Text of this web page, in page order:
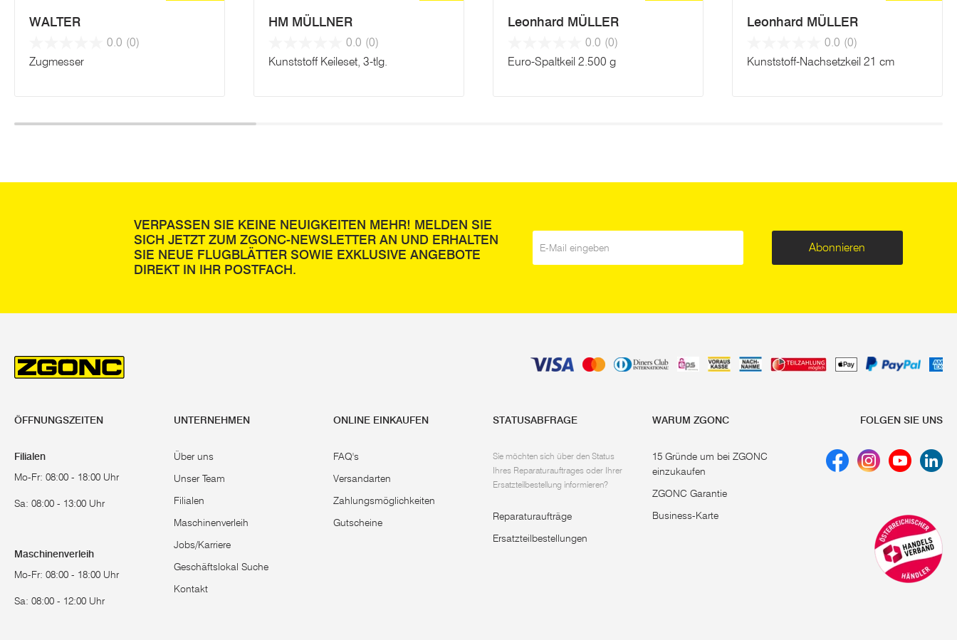
WALTER
0.0 (0)
Zugmesser
HM MÜLLNER
0.0 (0)
Kunststoff Keileset, 3-tlg.
Leonhard MÜLLER
0.0 (0)
Euro-Spaltkeil 2.500 g
Leonhard MÜLLER
0.0 (0)
Kunststoff-Nachsetzkeil 21 cm
VERPASSEN SIE KEINE NEUIGKEITEN MEHR! MELDEN SIE
SICH JETZT ZUM ZGONC-NEWSLETTER AN UND ERHALTEN
SIE NEUE FLUGBLÄTTER SOWIE EXKLUSIVE ANGEBOTE
DIREKT IN IHR POSTFACH.
Abonnieren
ÖFFNUNGSZEITEN
Filialen
Mo-Fr: 08:00 - 18:00 Uhr
Sa: 08:00 - 13:00 Uhr
Maschinenverleih
Mo-Fr: 08:00 - 18:00 Uhr
Sa: 08:00 - 12:00 Uhr
UNTERNEHMEN
Über uns
Unser Team
Filialen
Maschinenverleih
Jobs/Karriere
Geschäftslokal Suche
Kontakt
ONLINE EINKAUFEN
FAQ's
Versandarten
Zahlungsmöglichkeiten
Gutscheine
STATUSABFRAGE
Sie möchten sich über den Status
Ihres Reparaturauftrages oder Ihrer
Ersatzteilbestellung informieren?
Reparaturaufträge
Ersatzteilbestellungen
WARUM ZGONC
15 Gründe um bei ZGONC
einzukaufen
ZGONC Garantie
Business-Karte
FOLGEN SIE UNS